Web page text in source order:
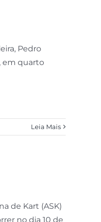
Pedro
em quarto
Leia Mais
de Kart (ASK)
no dia 10 de